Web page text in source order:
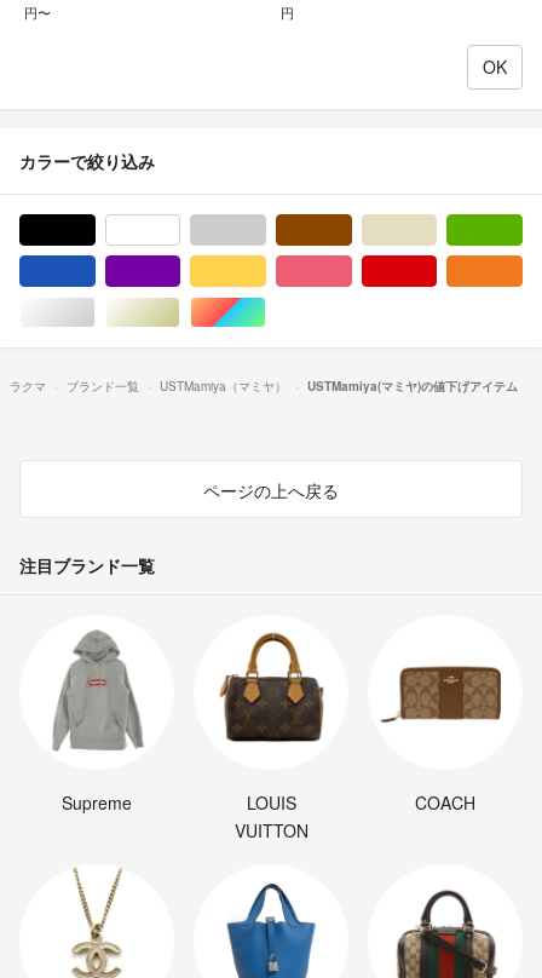
円〜 円
カラーで絞り込み
シルバー/銀色系ゴールド/金色系マルチカラー
ラクマ ブランド一覧 USTMamiya（マミヤ） USTMamiya(マミヤ)の値下げアイテム
ページの上へ戻る
注目ブランド一覧
Supreme
LOUIS
VUITTON
COACH